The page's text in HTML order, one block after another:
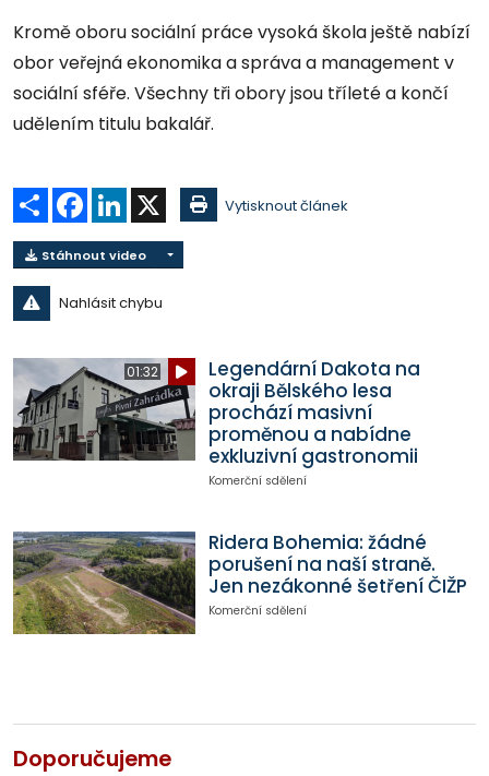
Kromě oboru sociální práce vysoká škola ještě nabízí
obor veřejná ekonomika a správa a management v
sociální sféře. Všechny tři obory jsou tříleté a končí
udělením titulu bakalář.
Sdílet Facebook
LinkedIn Vytisknout článek
Stáhnout video
Nahlásit chybu
01:32
Legendární Dakota na
okraji Bělského lesa
prochází masivní
proměnou a nabídne
exkluzivní gastronomii
Komerční sdělení
Ridera Bohemia: žádné
porušení na naší straně.
Jen nezákonné šetření ČIŽP
Komerční sdělení
Doporučujeme